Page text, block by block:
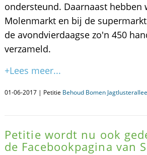
ondersteund. Daarnaast hebben
Molenmarkt en bij de
de avondvierdaagse zo'n 450
verzameld.
+Lees meer...
01-06-2017 | Petitie Behoud Bomen Jagtlusterallee
Petitie wordt nu ook
de Facebookpagina van